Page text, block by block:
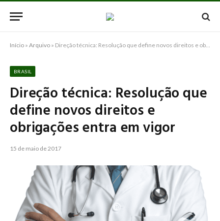
Início » Arquivo » Direção técnica: Resolução que define novos direitos e obrigações entra em vigor
BRASIL
Direção técnica: Resolução que
define novos direitos e
obrigações entra em vigor
15 de maio de 2017